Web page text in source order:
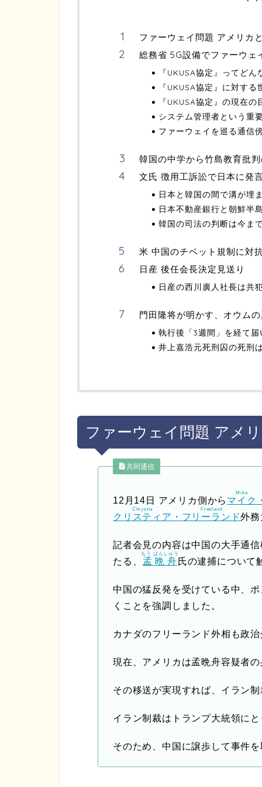
ファーウェイ問題 アメリカ
総務省 5G設備でファーウェ
『UKUSA協定』ってどん
『UKUSA協定』に対す
『UKUSA協定』の現在の
システム管理者という重
ファーウェイを巡る通信
韓国の中学から竹島教育批
文氏 徴用工訴訟で日本に発
日本と韓国の間で溝が埋
日本不動産銀行と朝鮮半
韓国の司法の判断は今ま
米 中国のチベット規制に対
日産 後任会長決定見送り
日産の西川廣人社長は共
門田隆将が明かす、オウム
執行後「3週間」を経て
井上嘉浩元死刑囚の死刑
ファーウェイ問題 アメ
共同通信
12月14日 アメリカ側から マイク
Mike
クリスティア
Chrystia
・ フリーランド
Freeland
外
記者会見の内容は中国の大手通
たる、 孟晩舟
もう ばんしゅう
氏の逮捕について
中国の猛反発を受けている中、
くことを強調しました。
カナダのフリーランド外相も政
現在、アメリカは孟晩舟容疑者
その移送が実現すれば、イラン
イラン制裁はトランプ大統領に
そのため、中国に譲歩して事件